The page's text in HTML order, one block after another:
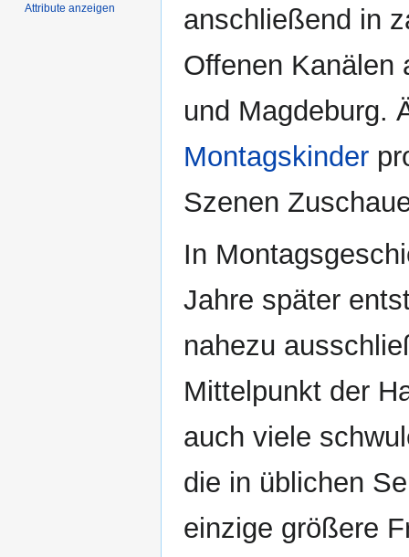
anschließend in
Offenen Kanälen
und Magdeburg.
Montagskinder
Szenen
In
Jahre später
nahezu
Mittelpunkt der
auch viele
die in üblichen
einzige größere
Attribute anzeigen